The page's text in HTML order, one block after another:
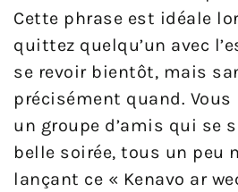
Cette phrase est idéale
quittez quelqu’un avec
se revoir bientôt, mais
précisément quand.
un groupe d’amis qui se
belle soirée, tous un peu
lançant ce « Kenavo ar